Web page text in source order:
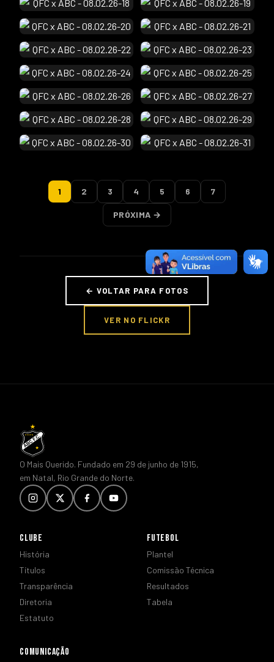
1 2 3 4 5 6 7
PRÓXIMA →
← VOLTAR PARA FOTOS
VER NO FLICKR
O Mais Querido. Fundado em 29 de junho de 1915,
em Natal, Rio Grande do Norte.
CLUBE
História
Títulos
Transparência
Diretoria
Estatuto
FUTEBOL
Plantel
Comissão Técnica
Resultados
Tabela
COMUNICAÇÃO